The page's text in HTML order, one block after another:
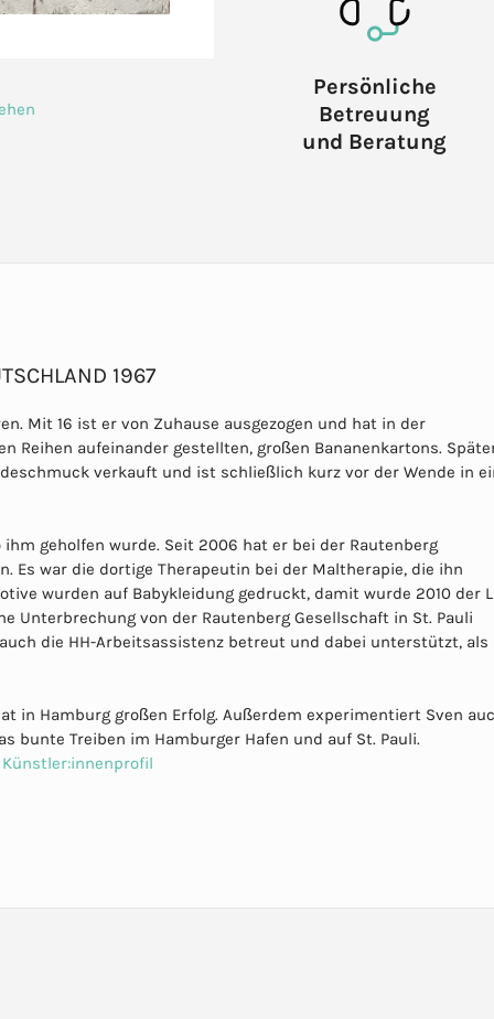
Persönliche
Betreuung
und Beratung
1967
Mit 16 ist er von Zuhause ausgezogen und hat in der
Reihen aufeinander gestellten, großen Bananenkartons.
verkauft und ist schließlich kurz vor der Wende in
geholfen wurde. Seit 2006 hat er bei der Rautenberg
Es war die dortige Therapeutin bei der Maltherapie, die ihn
wurden auf Babykleidung gedruckt, damit wurde 2010 der
Unterbrechung von der Rautenberg Gesellschaft in St. Pauli
die HH-Arbeitsassistenz betreut und dabei unterstützt, als
in Hamburg großen Erfolg. Außerdem experimentiert Sven
bunte Treiben im Hamburger Hafen und auf St. Pauli.